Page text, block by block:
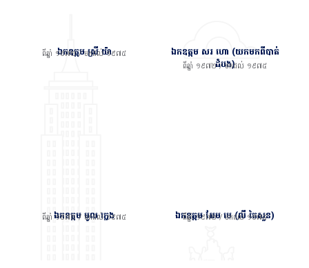
ឯកឧត្តម ស្រី យ៉ា
ពីឆ្នាំ ១៩៧២ / មកដល់ ១៩៧៥
ឯកឧត្តម សរ ហោ (យកមកពីបាត់
ដំបង)
ពីឆ្នាំ ១៩៧២ / មកដល់ ១៩៧៥
ឯកឧត្តម មូល ក្លេង
ពីឆ្នាំ ១៩៧២ / មកដល់ ១៩៧៥ ឯកឧត្តម អែម មេ (លី តៃសួន)
ពីឆ្នាំ ១៩៧២ / មកដល់ ១៩៧៥